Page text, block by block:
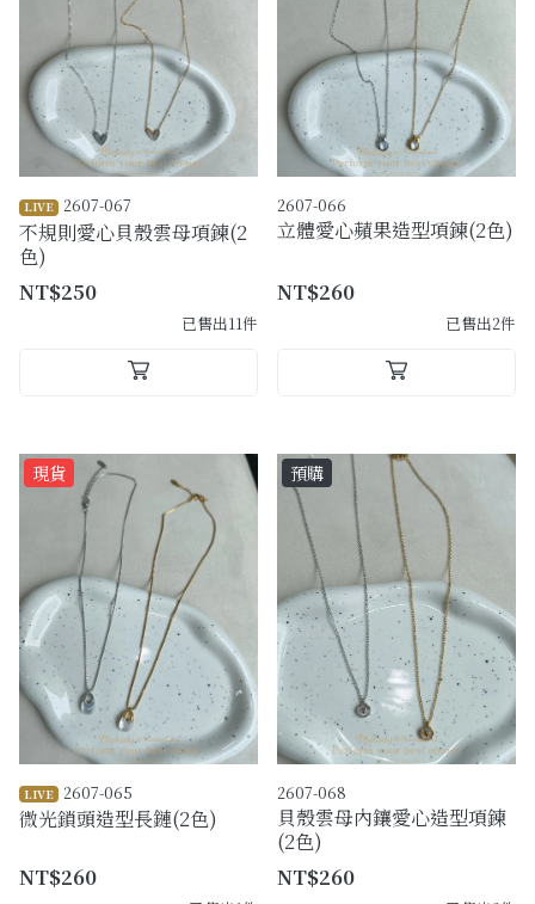
LIVE 2607-067
不規則愛心貝殼雲母項鍊(2
色)
NT$250
已售出11件
2607-066
立體愛心蘋果造型項鍊(2色)
NT$260
已售出2件
現貨
LIVE 2607-065
微光鎖頭造型長鏈(2色)
NT$260
預購
2607-068
貝殼雲母內鑲愛心造型項鍊
(2色)
NT$260